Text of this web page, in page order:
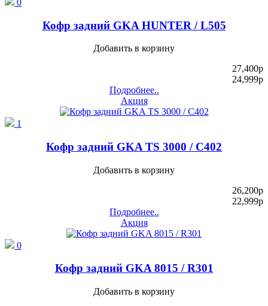
Кофр задний GKA HUNTER / L505
Добавить в корзину
27,400p
24,999p
Подробнее..
Акция
1
Кофр задний GKA TS 3000 / C402
Добавить в корзину
26,200p
22,999p
Подробнее..
Акция
0
Кофр задний GKA 8015 / R301
Добавить в корзину